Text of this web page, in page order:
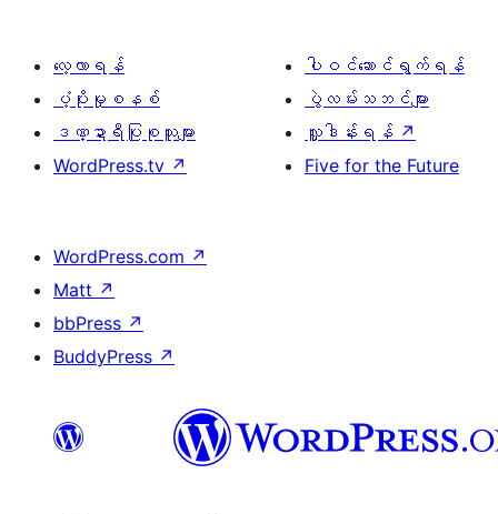
လေ့လာရန်
ပံ့ပိုးမှုစနစ်
ဒဏ္ဍာရီပြုစုသူများ
WordPress.tv ↗
ပါဝင်ဆောင်ရွက်ရန်
ပွဲလမ်းသဘင်များ
လှူဒါန်းရန် ↗
Five for the Future
WordPress.com ↗
Matt ↗
bbPress ↗
BuddyPress ↗